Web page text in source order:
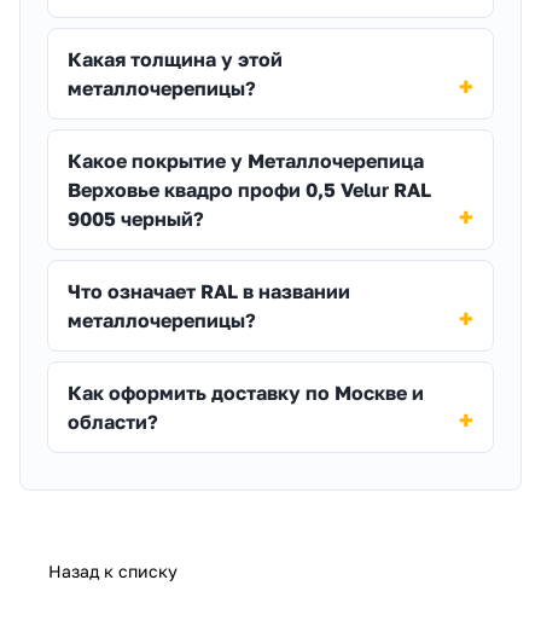
Какая толщина у этой
металлочерепицы?
Какое покрытие у Металлочерепица
Верховье квадро профи 0,5 Velur RAL
9005 черный?
Что означает RAL в названии
металлочерепицы?
Как оформить доставку по Москве и
области?
Назад к списку